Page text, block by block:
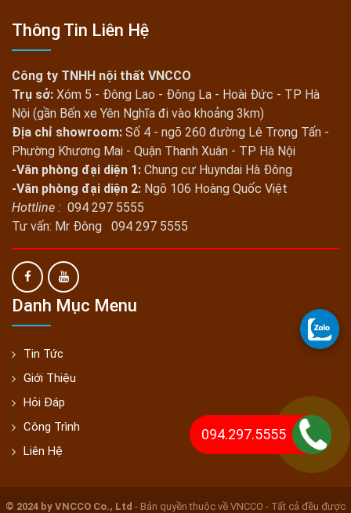
Thông Tin Liên Hệ
Công ty TNHH nội thất VNCCO
Trụ sở: Xóm 5 - Đông Lao - Đông La - Hoài Đức - TP Hà
Nội (gần Bến xe Yên Nghĩa đi vào khoảng 3km)
Địa chỉ showroom: Số 4 - ngõ 260 đường Lê Trọng Tấn -
Phường Khương Mai - Quận Thanh Xuân - TP Hà Nội
-Văn phòng đại diện 1: Chung cư Huyndai Hà Đông
-Văn phòng đại diện 2: Ngõ 106 Hoàng Quốc Việt
Hottline : 094 297 5555
Tư vấn: Mr Đông 094 297 5555
Danh Mục Menu
Tin Tức
Giới Thiệu
Hỏi Đáp
Công Trình
Liên Hệ
© 2024 by VNCCO Co., Ltd - Bản quyền thuộc về VNCCO - Tất cả đều được
094.297.5555